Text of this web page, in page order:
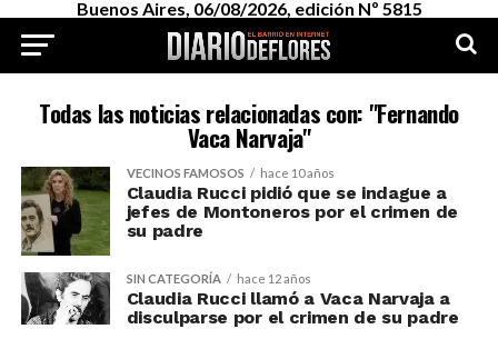
Buenos Aires, 06/08/2026, edición Nº 5815
Todas las noticias relacionadas con: "Fernando
Vaca Narvaja"
VECINOS FAMOSOS hace 10 años
Claudia Rucci pidió que se indague a
jefes de Montoneros por el crimen de
su padre
SIN CATEGORÍA hace 12 años
Claudia Rucci llamó a Vaca Narvaja a
disculparse por el crimen de su padre